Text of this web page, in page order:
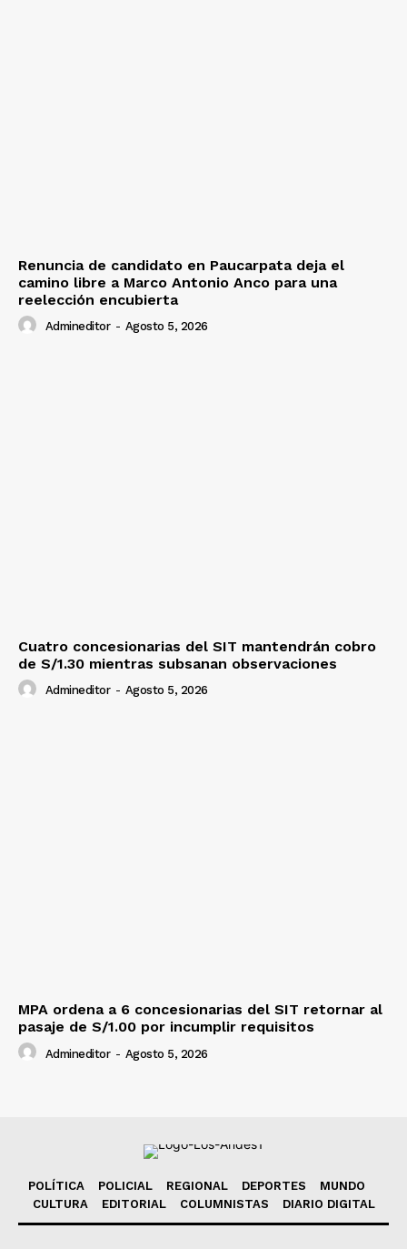
Renuncia de candidato en Paucarpata deja el
camino libre a Marco Antonio Anco para una
reelección encubierta
Admineditor - Agosto 5, 2026
Cuatro concesionarias del SIT mantendrán cobro
de S/1.30 mientras subsanan observaciones
Admineditor - Agosto 5, 2026
MPA ordena a 6 concesionarias del SIT retornar al
pasaje de S/1.00 por incumplir requisitos
Admineditor - Agosto 5, 2026
POLÍTICA POLICIAL REGIONAL DEPORTES
MUNDO
CULTURA
EDITORIAL COLUMNISTAS DIARIO DIGITAL